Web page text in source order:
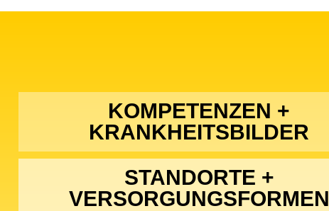
KOMPETENZEN +
KRANKHEITSBILDER
STANDORTE +
VERSORGUNGSFORMEN